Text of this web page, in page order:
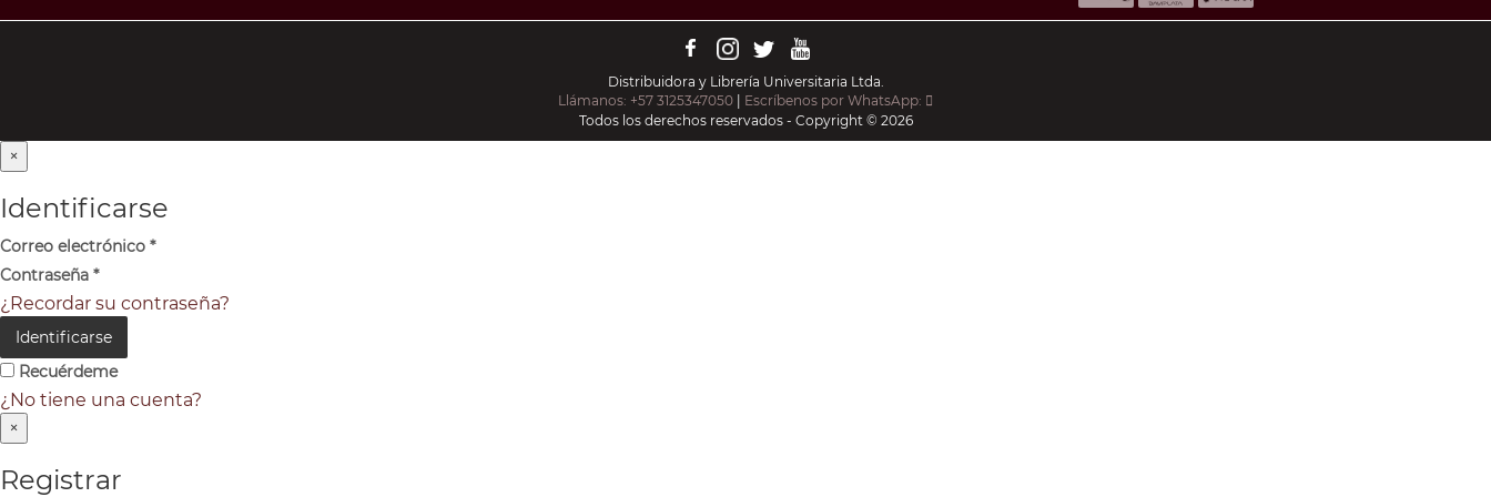
Distribuidora y Librería Universitaria Ltda.
Llámanos: +57 3125347050
Escríbenos por WhatsApp:
Todos los derechos reservados - Copyright © 2026
×
Identificarse
Correo electrónico *
Contraseña *
¿Recordar su contraseña?
Identificarse
Recuérdeme
¿No tiene una cuenta?
×
Registrar